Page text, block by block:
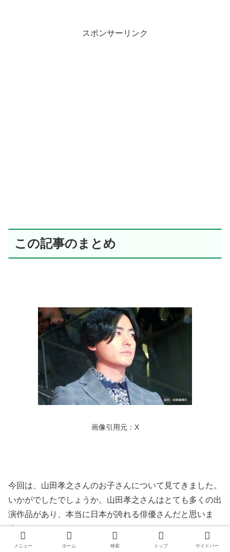
スポンサーリンク
この記事のまとめ
画像引用元：X
今回は、山田孝之さんのお子さんについて見てきました。
いかがでしたでしょうか。山田孝之さんはとても多くの出
演作品があり、本当に日本が誇れる俳優さんだと思いま
す。
メニュー ホーム 検索 トップ サイドバー